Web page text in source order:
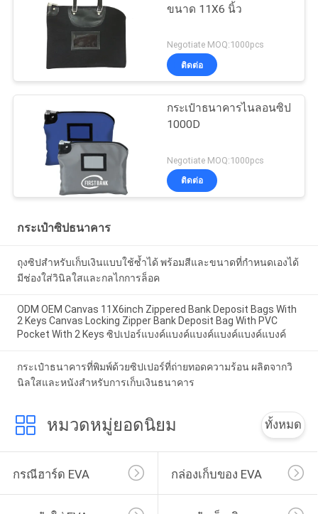
ขนาด 11X6 นิ้ว
Negotiate MOQ:1000pcs
ติดต่อ
กระเป๋าธนาคารไนลอนซิป
1000D
Negotiate MOQ:1000pcs
ติดต่อ
กระเป๋าซิปธนาคาร
ถุงซิปสำหรับเก็บเงินแบบใช้ซ้ำได้ พร้อมสีและขนาดที่กำหนดเองได้
มีช่องใส่วินิลใสและกลไกการล็อค
ODM OEM Canvas 11X6inch Zippered Bank Deposit Bags With
2 Keys Canvas Locking Zipper Bank Deposit Bag With PVC
Pocket With 2 Keys ซิปเปอร์แบงค์แบงค์แบงค์แบงค์แบงค์แบงค์
กระเป๋าธนาคารที่พิมพ์ด้วยซิปเปอร์ที่ถ่ายทอดความร้อน ผลิตจากวิ
นิลใสและหนังสําหรับการเก็บเงินธนาคาร
หมวดหมู่ยอดนิยม ทั้งหมด
กรณีฮาร์ด EVA กล่องเก็บของ EVA